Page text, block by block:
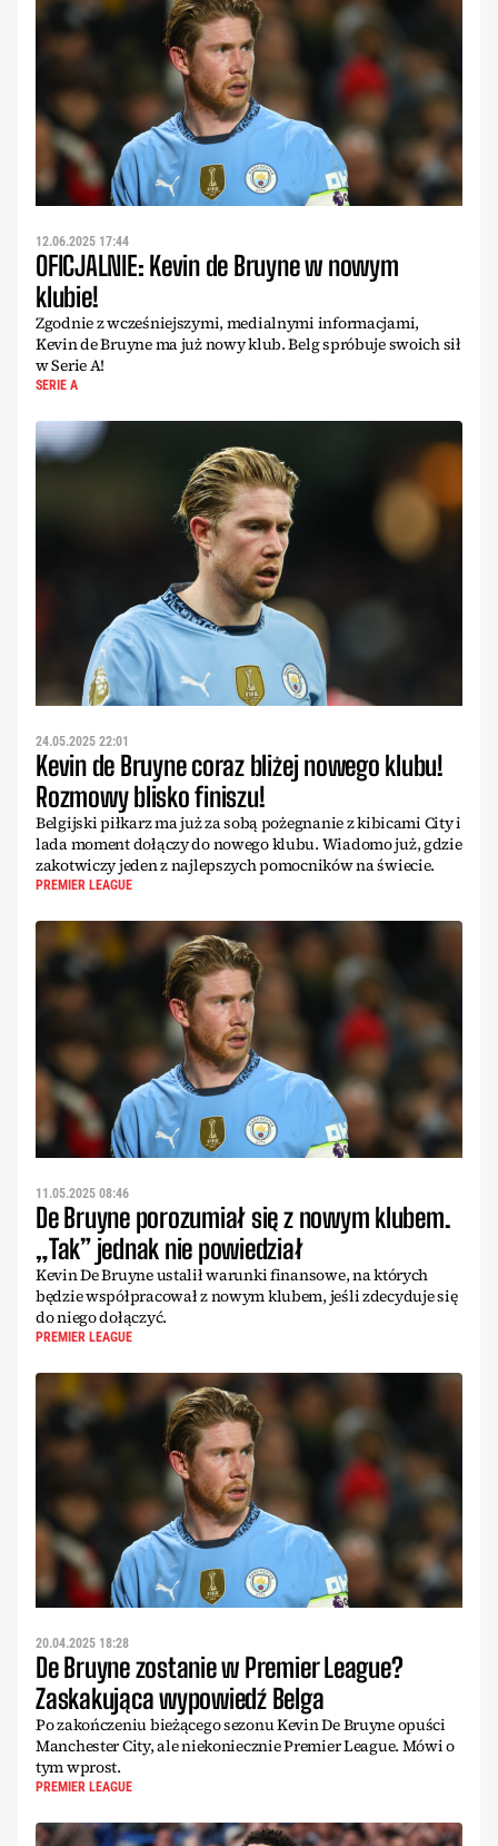
12.06.2025 17:44
OFICJALNIE: Kevin de Bruyne w nowym
klubie!
Zgodnie z wcześniejszymi, medialnymi informacjami,
Kevin de Bruyne ma już nowy klub. Belg spróbuje swoich sił
w Serie A!
SERIE A
24.05.2025 22:01
Kevin de Bruyne coraz bliżej nowego klubu!
Rozmowy blisko finiszu!
Belgijski piłkarz ma już za sobą pożegnanie z kibicami City i
lada moment dołączy do nowego klubu. Wiadomo już, gdzie
zakotwiczy jeden z najlepszych pomocników na świecie.
PREMIER LEAGUE
11.05.2025 08:46
De Bruyne porozumiał się z nowym klubem.
„Tak” jednak nie powiedział
Kevin De Bruyne ustalił warunki finansowe, na których
będzie współpracował z nowym klubem, jeśli zdecyduje się
do niego dołączyć.
PREMIER LEAGUE
20.04.2025 18:28
De Bruyne zostanie w Premier League?
Zaskakująca wypowiedź Belga
Po zakończeniu bieżącego sezonu Kevin De Bruyne opuści
Manchester City, ale niekoniecznie Premier League. Mówi o
tym wprost.
PREMIER LEAGUE